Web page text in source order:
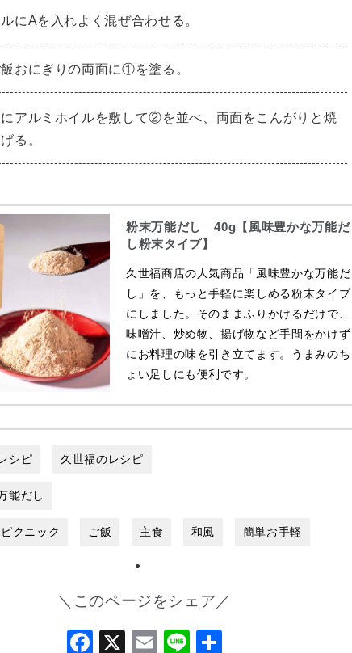
にAを入れよく混ぜ合わせる。
おにぎりの両面に①を塗る。
アルミホイルを敷して②を並べ、両面をこんがりと焼
る。
粉末万能だし 40g【風味豊かな万能だ
し粉末タイプ】
久世福商店の人気商品「風味豊かな万能だ
し」を、もっと手軽に楽しめる粉末タイプ
にしました。そのままふりかけるだけで、
味噌汁、炒め物、揚げ物など手間をかけず
にお料理の味を引き立てます。うまみのち
ょい足しにも便利です。
シピ 久世福のレシピ
能だし
クニック ご飯 主食 和風 簡単お手軽
＼このページをシェア／
Facebook
X Email
Line